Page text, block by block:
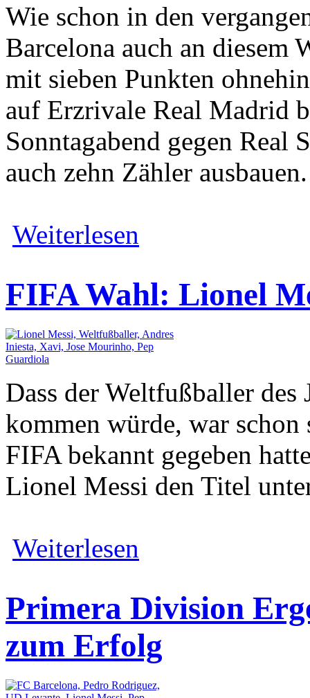
Wie schon in den
Barcelona auch an diesem
mit sieben Punkten
auf Erzrivale Real Madrid
Sonntagabend gegen Real
auch zehn Zähler ausbauen.
Weiterlesen
FIFA Wahl: Lionel
Dass der Weltfußballer des
kommen würde, war schon
FIFA bekannt gegeben
Lionel Messi den Titel
Weiterlesen
Primera Division
zum Erfolg